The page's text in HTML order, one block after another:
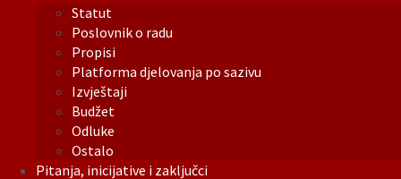
Statut
Poslovnik o radu
Propisi
Platforma djelovanja po sazivu
Izvještaji
Budžet
Odluke
Ostalo
Pitanja, inicijative i zaključci